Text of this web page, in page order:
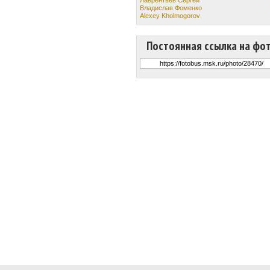
Владислав Фоменко
Alexey Kholmogorov
Постоянная ссылка на